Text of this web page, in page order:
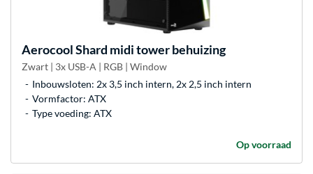
AerocoolShard midi tower behuizing
Zwart | 3x USB-A | RGB | Window
Inbouwsloten: 2x 3,5 inch intern, 2x 2,5 inch intern
Vormfactor: ATX
Type voeding: ATX
Op voorraad